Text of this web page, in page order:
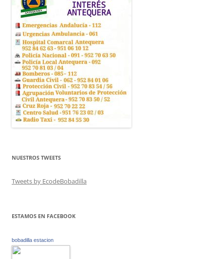
NUESTROS TWEETS
Tweets by EcodeBobadilla
ESTAMOS EN FACEBOOK
bobadilla estacion